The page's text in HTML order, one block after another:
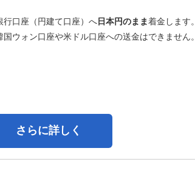
行口座（円建て口座）へ日本円のまま着金します。
ウォン口座や米ドル口座への送金はできません。
さらに詳しく